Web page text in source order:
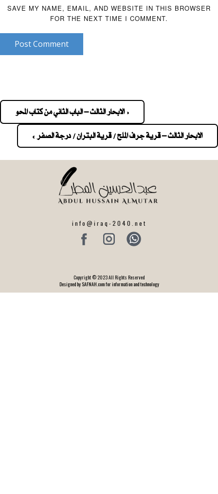
SAVE MY NAME, EMAIL, AND WEBSITE IN THIS BROWSER
FOR THE NEXT TIME I COMMENT.
Post Comment
navigation
« الابحار الثالث – الباب الثاني من كتاب المحو
الابحار الثالث – قرية جرف الملح / قرية البتران / درجة الصفر »
info@iraq-2040.net
Copyright © 2023 All Rights Reserved
Designed by SAFNAH.com for information and technology